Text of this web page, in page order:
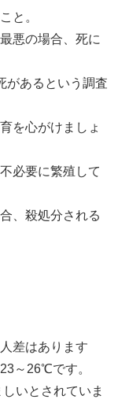
と。
悪の場合、死に
があるという調査
を心がけましょ
必要に繁殖して
、殺処分される
差はあります
～26℃です。
いとされていま